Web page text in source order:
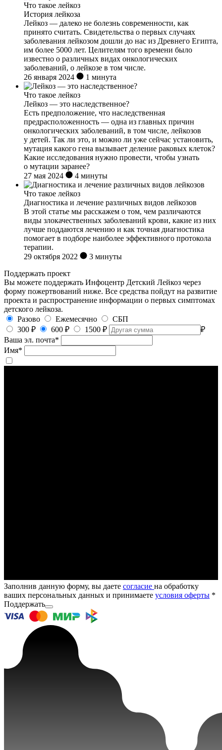
Что такое лейкоз
История лейкоза
Лейкоз — далеко не болезнь современности, как
принято считать. Свидетельства о первых случаях
заболевания лейкозом дошли до нас из Древнего Египта,
им более 5000 лет. Целителям того времени было
известно о различных видах онкологических
заболеваний, о лейкозе в том числе.
26 января 2024
1 минута
Что такое лейкоз
Лейкоз — это наследственное?
Есть предположение, что наследственная
предрасположенность — одна из главных причин
онкологических заболеваний, в том числе, лейкозов
у детей. Так ли это, и можно ли уже сейчас установить,
мутация какого гена вызывает деление раковых клеток?
Какие исследования нужно провести, чтобы узнать
о мутации заранее?
27 мая 2024
4 минуты
Что такое лейкоз
Диагностика и лечение различных видов лейкозов
В этой статье мы расскажем о том, чем различаются
виды злокачественных заболеваний крови, какие из них
лучше поддаются лечению и как точная диагностика
помогает в подборе наиболее эффективного протокола
терапии.
29 октября 2022
3 минуты
Поддержать проект
Вы можете поддержать Инфоцентр Детский Лейкоз через
форму пожертвований ниже. Все средства пойдут на развитие
проекта и распространение информации о первых симптомах
детского лейкоза.
Разово
Ежемесячно
СБП
300 ₽
600 ₽ 1500 ₽
₽
Ваша эл. почта*
Имя*
Заполнив данную форму, вы даете согласие на обработку
ваших персональных данных и принимаете условия оферты *
Поддержать